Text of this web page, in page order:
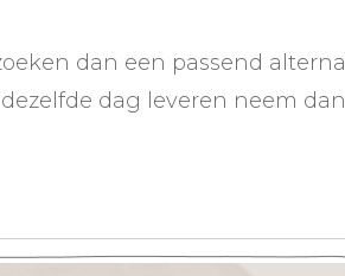
dan een passend
dag leveren neem dan